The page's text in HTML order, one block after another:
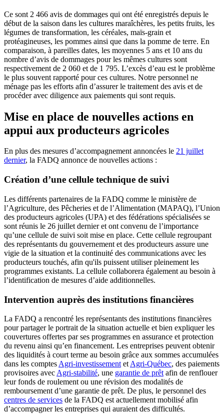
Ce sont 2 466 avis de dommages qui ont été enregistrés depuis le
début de la saison dans les cultures maraîchères, les petits fruits, les
légumes de transformation, les céréales, maïs-grain et
protéagineuses, les pommes ainsi que dans la pomme de terre. En
comparaison, à pareilles dates, les moyennes 5 ans et 10 ans du
nombre d’avis de dommages pour les mêmes cultures sont
respectivement de 2 060 et de 1 795. L’excès d’eau est le problème
le plus souvent rapporté pour ces cultures. Notre personnel ne
ménage pas les efforts afin d’assurer le traitement des avis et de
procéder avec diligence aux paiements qui sont requis.
Mise en place de nouvelles actions en
appui aux producteurs agricoles
En plus des mesures d’accompagnement annoncées le 21 juillet
dernier, la FADQ annonce de nouvelles actions :
Création d’une cellule technique de suivi
Les différents partenaires de la FADQ comme le ministère de
l’Agriculture, des Pêcheries et de l’Alimentation (MAPAQ), l’Union
des producteurs agricoles (UPA) et des fédérations spécialisées se
sont réunis le 26 juillet dernier et ont convenu de l’importance
qu’une cellule de suivi soit mise en place. Cette cellule regroupant
des représentants du gouvernement et des producteurs assure une
vigie de la situation et la continuité des communications avec les
producteurs touchés, afin qu'ils puissent utiliser pleinement les
programmes existants. La cellule collaborera également au besoin à
l’identification de mesures d’aide additionnelles.
Intervention auprès des institutions financières
La FADQ a rencontré les représentants des institutions financières
pour partager le portrait de la situation actuelle et bien expliquer les
couvertures offertes par ses programmes en assurance et protection
du revenu ainsi qu’en financement. Les entreprises peuvent obtenir
des liquidités à court terme au besoin grâce aux sommes accumulées
dans les comptes Agri-investissement et Agri-Québec, des paiements
provisoires avec Agri-stabilité, une garantie de prêt afin de renflouer
leur fonds de roulement ou une révision des modalités de
remboursement d’une garantie de prêt. De plus, le personnel des
centres de services de la FADQ est actuellement mobilisé afin
d’accompagner les entreprises qui auraient des difficultés.